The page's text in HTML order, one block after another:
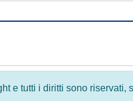
e tutti i diritti sono riservati,